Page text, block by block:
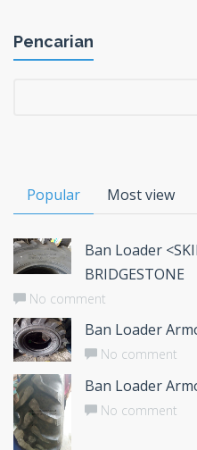
Pencarian
Popular Most view
Ban Loader
BRIDGESTONE
No comment
Ban Loader
No comment
Ban Loader
No comment